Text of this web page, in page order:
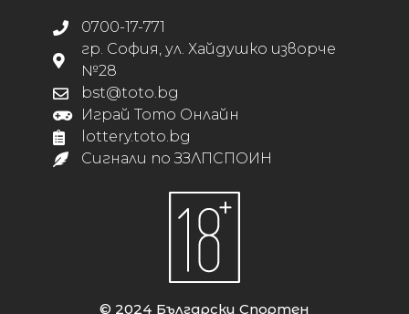
0700-17-771
гр. София, ул. Хайдушко изворче
№28
bst@toto.bg
Играй Тото Онлайн
lottery.toto.bg
Сигнали по ЗЗЛПСПОИН
© 2024 Български Спортен